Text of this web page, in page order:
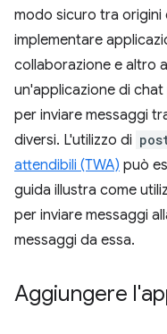
modo sicuro tra origini
implementare
collaborazione e altro
un'applicazione di
per inviare messaggi
diversi. L'utilizzo di
attendibili (TWA) può
guida illustra come
per inviare messaggi
messaggi da essa.
Aggiungere